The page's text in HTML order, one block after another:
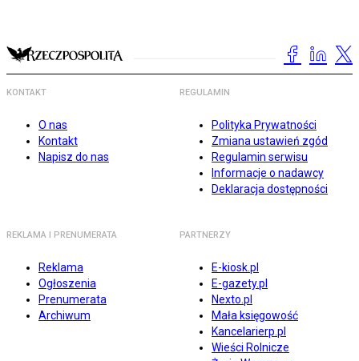
KONTAKT
O nas
Kontakt
Napisz do nas
REGULAMIN
Polityka Prywatności
Zmiana ustawień zgód
Regulamin serwisu
Informacje o nadawcy
Deklaracja dostępności
REKLAMA I PRENUMERATA
Reklama
Ogłoszenia
Prenumerata
Archiwum
PARTNERZY
E-kiosk.pl
E-gazety.pl
Nexto.pl
Mała księgowość
Kancelarierp.pl
Wieści Rolnicze